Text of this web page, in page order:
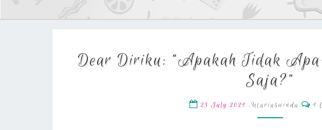
Diriku:
“Apakah
Tidak
Apa
Dear Diriku: “Apakah Tidak
Saja?”
23 July 2021 ,Utariaswinda 1